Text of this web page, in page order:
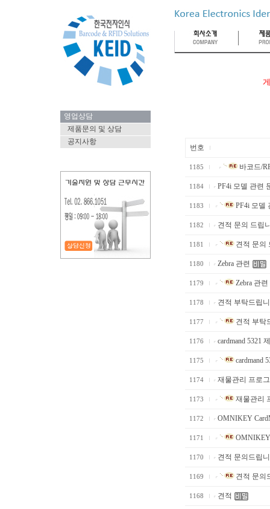
영업상담
제품문의 및 상담
공지사항
번호
1185 바코드/
1184 PF4i 모델 관련
1183 PF4i 모델
1182 견적 문의 드립
1181 견적 문의
1180 Zebra 관련
1179 Zebra 관련
1178 견적 부탁드립
1177 견적 부탁
1176 cardmand 5321
1175 cardmand
1174 재물관리 프로
1173 재물관리
1172 OMNIKEY
1171 OMNIKEY
1170 견적 문의드립
1169 견적 문의
1168 견적